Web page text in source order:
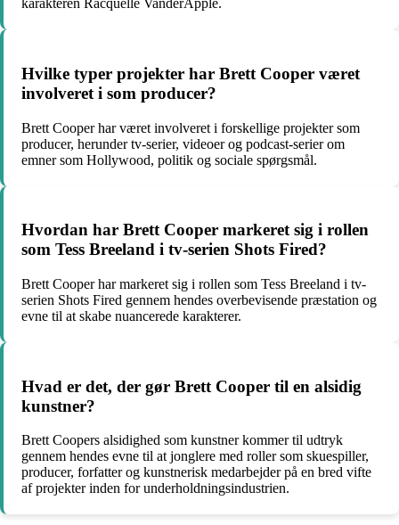
karakteren Racquelle VanderApple.
Hvilke typer projekter har Brett Cooper været
involveret i som producer?
Brett Cooper har været involveret i forskellige projekter som
producer, herunder tv-serier, videoer og podcast-serier om
emner som Hollywood, politik og sociale spørgsmål.
Hvordan har Brett Cooper markeret sig i rollen
som Tess Breeland i tv-serien Shots Fired?
Brett Cooper har markeret sig i rollen som Tess Breeland i tv-
serien Shots Fired gennem hendes overbevisende præstation og
evne til at skabe nuancerede karakterer.
Hvad er det, der gør Brett Cooper til en alsidig
kunstner?
Brett Coopers alsidighed som kunstner kommer til udtryk
gennem hendes evne til at jonglere med roller som skuespiller,
producer, forfatter og kunstnerisk medarbejder på en bred vifte
af projekter inden for underholdningsindustrien.